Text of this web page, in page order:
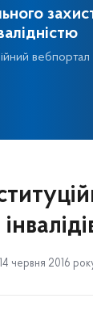
вебпортал
червня 2016